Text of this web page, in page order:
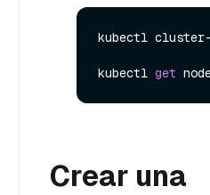
kubectl
kubectl get
Crear una